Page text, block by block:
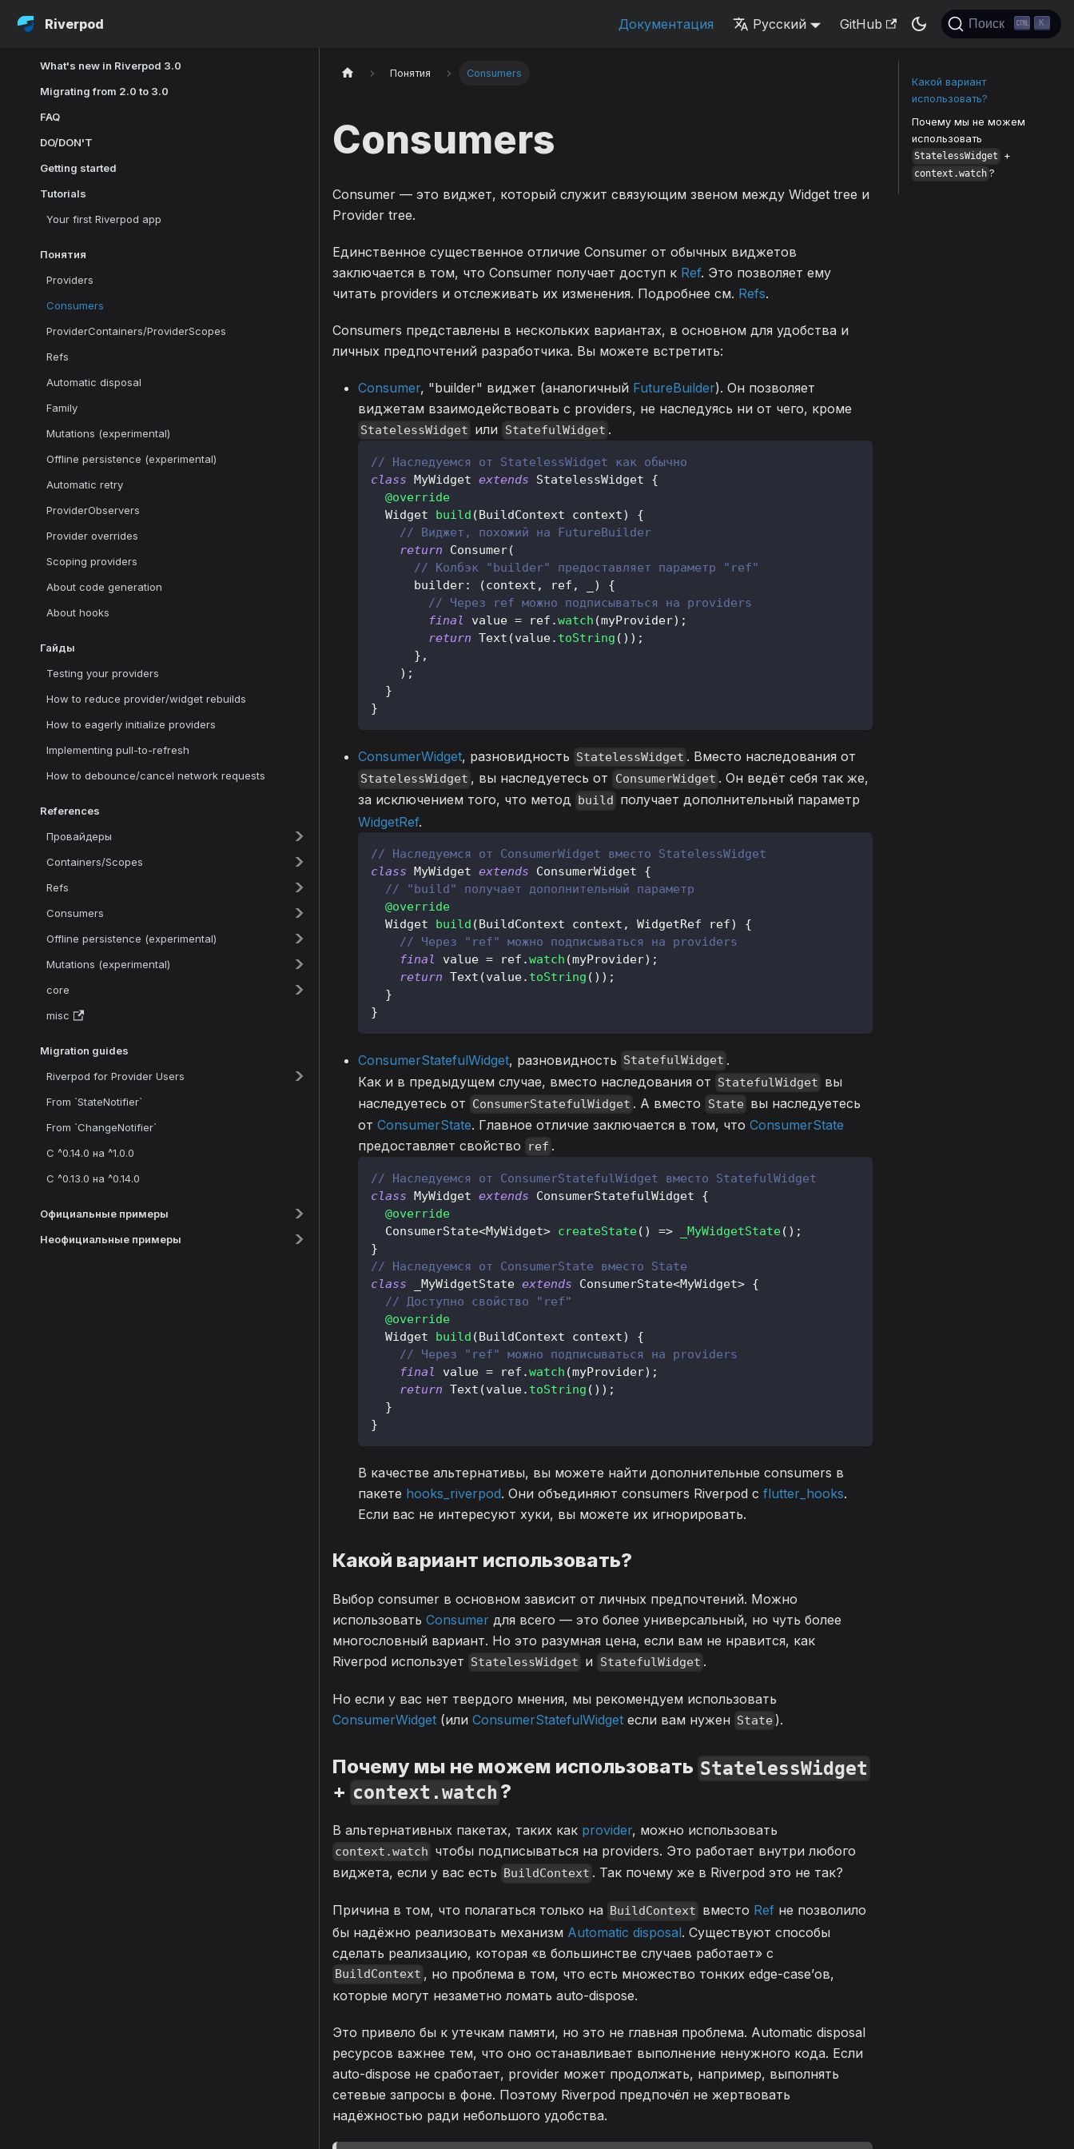
Riverpod Документация Русский GitHub Поиск K
What's new in Riverpod 3.0
Migrating from 2.0 to 3.0
FAQ
DO/DON'T
Getting started
Tutorials
Your first Riverpod app
Понятия
Providers
Consumers
ProviderContainers/ProviderScopes
Refs
Automatic disposal
Family
Mutations (experimental)
Offline persistence (experimental)
Automatic retry
ProviderObservers
Provider overrides
Scoping providers
About code generation
About hooks
Гайды
Testing your providers
How to reduce provider/widget rebuilds
How to eagerly initialize providers
Implementing pull-to-refresh
How to debounce/cancel network requests
References
Провайдеры
Containers/Scopes
Refs
Consumers
Offline persistence (experimental)
Mutations (experimental)
core
misc
Migration guides
Riverpod for Provider Users
From `StateNotifier`
From `ChangeNotifier`
С ^0.14.0 на ^1.0.0
С ^0.13.0 на ^0.14.0
Официальные примеры
Неофициальные примеры
Понятия Consumers
Consumers
Consumer — это виджет, который служит связующим звеном между Widget tree и
Provider tree.
Единственное существенное отличие Consumer от обычных виджетов
заключается в том, что Consumer получает доступ к Ref. Это позволяет ему
читать providers и отслеживать их изменения. Подробнее см. Refs.
Consumers представлены в нескольких вариантах, в основном для удобства и
личных предпочтений разработчика. Вы можете встретить:
Consumer, "builder" виджет (аналогичный FutureBuilder). Он позволяет
виджетам взаимодействовать с providers, не наследуясь ни от чего, кроме
StatelessWidget или StatefulWidget .
// Наследуемся от StatelessWidget как обычно
class MyWidget extends StatelessWidget
{
@override
Widget
build (BuildContext context)
{
// Виджет, похожий на FutureBuilder
return
Consumer(
// Колбэк "builder" предоставляет параметр "ref"
      builder
: (context , ref , )
{
// Через ref можно подписываться на providers
final
value = ref .watch (myProvider) ;
return Text (value. toString ( ) ) ;
} ,
) ;
}
}
ConsumerWidget, разновидность StatelessWidget . Вместо наследования от
StatelessWidget , вы наследуетесь от ConsumerWidget . Он ведёт себя так же,
за исключением того, что метод
build
получает дополнительный параметр
WidgetRef.
// Наследуемся от ConsumerWidget вместо StatelessWidget
class MyWidget extends ConsumerWidget
{
// "build" получает дополнительный параметр
@override
Widget
build (BuildContext context , WidgetRef ref)
{
// Через "ref" можно подписываться на providers
final
value = ref .watch (myProvider) ;
return Text (value. toString ( ) ) ;
}
}
ConsumerStatefulWidget, разновидность StatefulWidget .
Как и в предыдущем случае, вместо наследования от StatefulWidget вы
наследуетесь от ConsumerStatefulWidget . А вместо State вы наследуетесь
от ConsumerState. Главное отличие заключается в том, что ConsumerState
предоставляет свойство
ref .
// Наследуемся от ConsumerStatefulWidget вместо StatefulWidget
class MyWidget extends ConsumerStatefulWidget
{
@override
ConsumerState<MyWidget> createState( ) => _MyWidgetState( ) ;
}
// Наследуемся от ConsumerState вместо State
class _MyWidgetState extends ConsumerState<MyWidget> {
// Доступно свойство "ref"
@override
Widget
build (BuildContext context)
{
// Через "ref" можно подписываться на providers
final
value = ref .watch (myProvider) ;
return Text (value. toString ( ) ) ;
}
}
В качестве альтернативы, вы можете найти дополнительные consumers в
пакете hooks_riverpod. Они объединяют consumers Riverpod с flutter_hooks.
Если вас не интересуют хуки, вы можете их игнорировать.
Какой вариант использовать?
Выбор consumer в основном зависит от личных предпочтений. Можно
использовать Consumer для всего — это более универсальный, но чуть более
многословный вариант. Но это разумная цена, если вам не нравится, как
Riverpod использует StatelessWidget и StatefulWidget .
Но если у вас нет твердого мнения, мы рекомендуем использовать
ConsumerWidget (или ConsumerStatefulWidget если вам нужен State ).
Почему мы не можем использовать StatelessWidget
+ context.watch ?
В альтернативных пакетах, таких как provider, можно использовать
context.watch чтобы подписываться на providers. Это работает внутри любого
виджета, если у вас есть
BuildContext . Так почему же в Riverpod это не так?
Причина в том, что полагаться только на BuildContext вместо Ref не позволило
бы надёжно реализовать механизм Automatic disposal. Существуют способы
сделать реализацию, которая «в большинстве случаев работает» с
BuildContext , но проблема в том, что есть множество тонких edge-case’ов,
которые могут незаметно ломать auto-dispose.
Это привело бы к утечкам памяти, но это не главная проблема. Automatic disposal
ресурсов важнее тем, что оно останавливает выполнение ненужного кода. Если
auto-dispose не сработает, provider может продолжать, например, выполнять
сетевые запросы в фоне. Поэтому Riverpod предпочёл не жертвовать
надёжностью ради небольшого удобства.
Какой вариант
использовать?
Почему мы не можем
использовать
StatelessWidget +
context.watch ?